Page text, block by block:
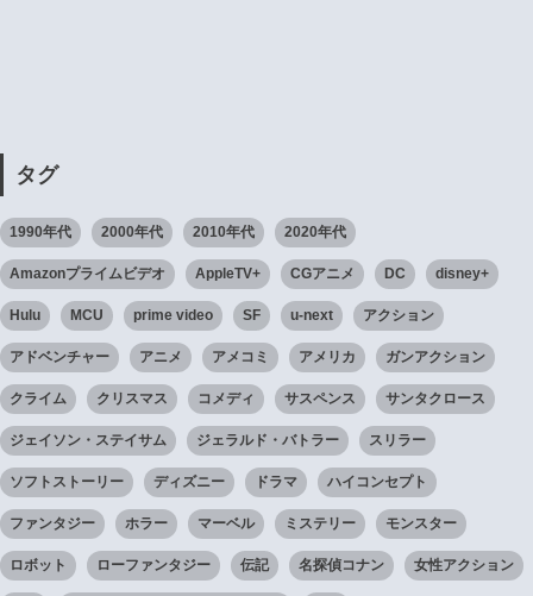
タグ
1990年代 2000年代 2010年代 2020年代
Amazonプライムビデオ AppleTV+ CGアニメ DC disney+
Hulu MCU prime video SF u-next アクション
アドベンチャー アニメ アメコミ アメリカ ガンアクション
クライム クリスマス コメディ サスペンス サンタクロース
ジェイソン・ステイサム ジェラルド・バトラー スリラー
ソフトストーリー ディズニー ドラマ ハイコンセプト
ファンタジー ホラー マーベル ミステリー モンスター
ロボット ローファンタジー 伝記 名探偵コナン 女性アクション